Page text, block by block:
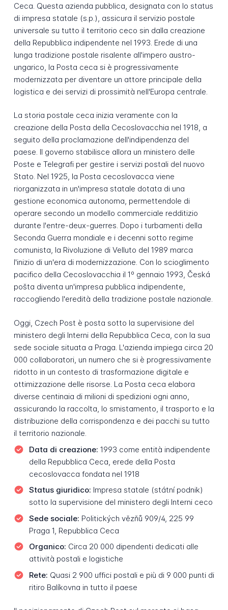
Ceca. Questa azienda pubblica, designata con lo status
di impresa statale (s.p.), assicura il servizio postale
universale su tutto il territorio ceco sin dalla creazione
della Repubblica indipendente nel 1993. Erede di una
lunga tradizione postale risalente all'impero austro-
ungarico, la Posta ceca si è progressivamente
modernizzata per diventare un attore principale della
logistica e dei servizi di prossimità nell'Europa centrale.
La storia postale ceca inizia veramente con la
creazione della Posta della Cecoslovacchia nel 1918, a
seguito della proclamazione dell'indipendenza del
paese. Il governo stabilisce allora un ministero delle
Poste e Telegrafi per gestire i servizi postali del nuovo
Stato. Nel 1925, la Posta cecoslovacca viene
riorganizzata in un'impresa statale dotata di una
gestione economica autonoma, permettendole di
operare secondo un modello commerciale redditizio
durante l'entre-deux-guerres. Dopo i turbamenti della
Seconda Guerra mondiale e i decenni sotto regime
comunista, la Rivoluzione di Velluto del 1989 marca
l'inizio di un'era di modernizzazione. Con lo scioglimento
pacifico della Cecoslovacchia il 1º gennaio 1993, Česká
pošta diventa un'impresa pubblica indipendente,
raccogliendo l'eredità della tradizione postale nazionale.
Oggi, Czech Post è posta sotto la supervisione del
ministero degli Interni della Repubblica Ceca, con la sua
sede sociale situata a Praga. L'azienda impiega circa 20
000 collaboratori, un numero che si è progressivamente
ridotto in un contesto di trasformazione digitale e
ottimizzazione delle risorse. La Posta ceca elabora
diverse centinaia di milioni di spedizioni ogni anno,
assicurando la raccolta, lo smistamento, il trasporto e la
distribuzione della corrispondenza e dei pacchi su tutto
il territorio nazionale.
Data di creazione: 1993 come entità indipendente
della Repubblica Ceca, erede della Posta
cecoslovacca fondata nel 1918
Status giuridico: Impresa statale (státní podnik)
sotto la supervisione del ministero degli Interni ceco
Sede sociale: Politických vězňů 909/4, 225 99
Praga 1, Repubblica Ceca
Organico: Circa 20 000 dipendenti dedicati alle
attività postali e logistiche
Rete: Quasi 2 900 uffici postali e più di 9 000 punti di
ritiro Balíkovna in tutto il paese